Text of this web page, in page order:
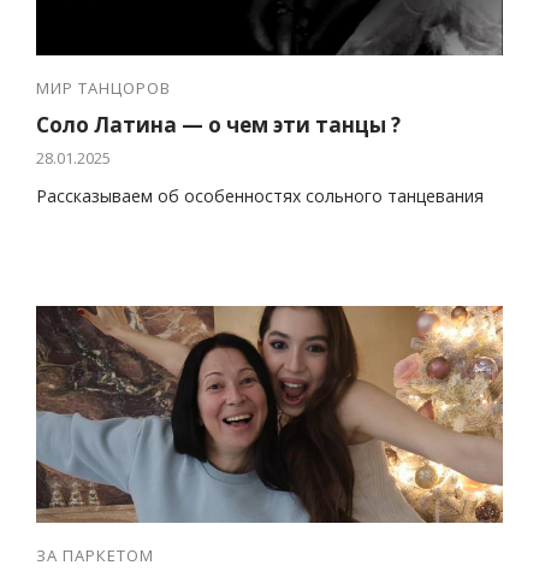
МИР ТАНЦОРОВ
Соло Латина — о чем эти танцы ?
28.01.2025
Рассказываем об особенностях сольного танцевания
ЗА ПАРКЕТОМ